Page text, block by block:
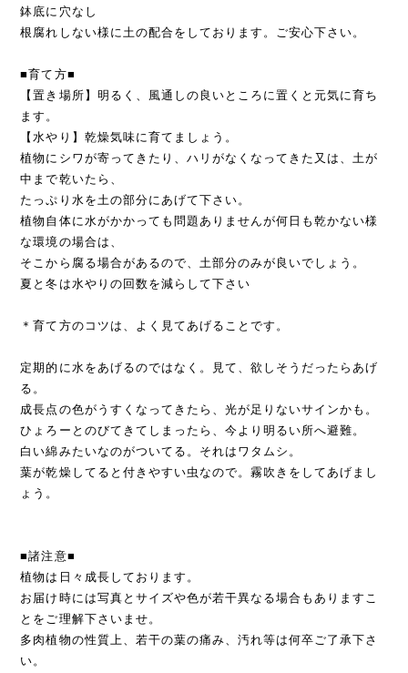
鉢底に穴なし
根腐れしない様に土の配合をしております。ご安心下さい。
■育て方■
【置き場所】明るく、風通しの良いところに置くと元気に育ち
ます。
【水やり】乾燥気味に育てましょう。
植物にシワが寄ってきたり、ハリがなくなってきた又は、土が
中まで乾いたら、
たっぷり水を土の部分にあげて下さい。
植物自体に水がかかっても問題ありませんが何日も乾かない様
な環境の場合は、
そこから腐る場合があるので、土部分のみが良いでしょう。
夏と冬は水やりの回数を減らして下さい
＊育て方のコツは、よく見てあげることです。
定期的に水をあげるのではなく。見て、欲しそうだったらあげ
る。
成長点の色がうすくなってきたら、光が足りないサインかも。
ひょろーとのびてきてしまったら、今より明るい所へ避難。
白い綿みたいなのがついてる。それはワタムシ。
葉が乾燥してると付きやすい虫なので。霧吹きをしてあげまし
ょう。
■諸注意■
植物は日々成長しております。
お届け時には写真とサイズや色が若干異なる場合もありますこ
とをご理解下さいませ。
多肉植物の性質上、若干の葉の痛み、汚れ等は何卒ご了承下さ
い。